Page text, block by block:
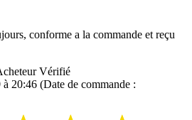
conforme a la commande et reçu
Vérifié
à 20:46 (Date de commande :